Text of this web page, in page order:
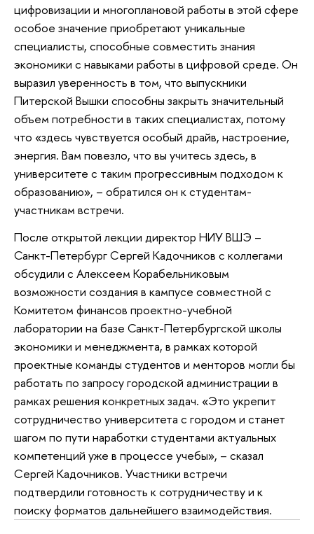
цифровизации и многоплановой работы в этой сфере
особое значение приобретают уникальные
специалисты, способные совместить знания
экономики с навыками работы в цифровой среде. Он
выразил уверенность в том, что выпускники
Питерской Вышки способны закрыть значительный
объем потребности в таких специалистах, потому
что «здесь чувствуется особый драйв, настроение,
энергия. Вам повезло, что вы учитесь здесь, в
университете с таким прогрессивным подходом к
образованию», – обратился он к студентам-
участникам встречи.
После открытой лекции директор НИУ ВШЭ –
Санкт-Петербург Сергей Кадочников с коллегами
обсудили с Алексеем Корабельниковым
возможности создания в кампусе совместной с
Комитетом финансов проектно-учебной
лаборатории на базе Санкт-Петербургской школы
экономики и менеджмента, в рамках которой
проектные команды студентов и менторов могли бы
работать по запросу городской администрации в
рамках решения конкретных задач. «Это укрепит
сотрудничество университета с городом и станет
шагом по пути наработки студентами актуальных
компетенций уже в процессе учебы», – сказал
Сергей Кадочников. Участники встречи
подтвердили готовность к сотрудничеству и к
поиску форматов дальнейшего взаимодействия.